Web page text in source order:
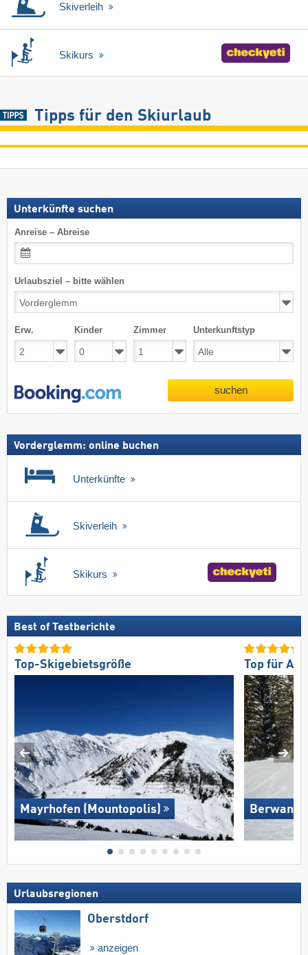
Skiverleih
Skikurs
Tipps für den Skiurlaub
Unterkünfte suchen
Anreise – Abreise
Urlaubsziel – bitte wählen
Erw. Kinder Zimmer Unterkunftstyp
suchen
Vorderglemm: online buchen
Unterkünfte
Skiverleih
Skikurs
Best of Testberichte
Top-Skigebietsgröße
Mayrhofen (Mountopolis)
Top für
Urlaubsregionen
Oberstdorf
anzeigen